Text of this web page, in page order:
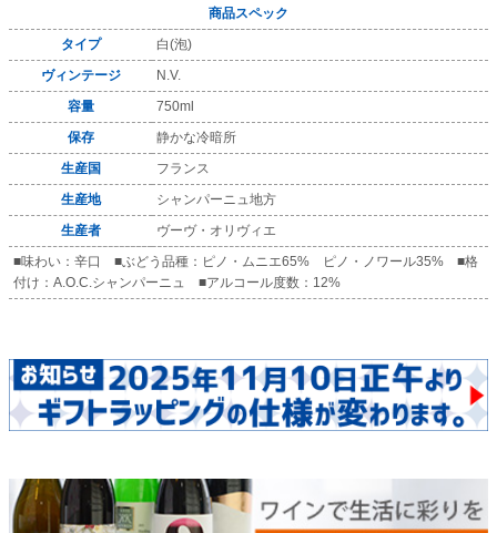
商品スペック
タイプ
白(泡)
ヴィンテージ
N.V.
容量
750ml
保存
静かな冷暗所
生産国
フランス
生産地
シャンパーニュ地方
生産者
ヴーヴ・オリヴィエ
■味わい：辛口 ■ぶどう品種：ピノ・ムニエ65% ピノ・ノワール35% ■格
付け：A.O.C.シャンパーニュ ■アルコール度数：12%